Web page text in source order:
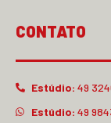
CONTATO
Estúdio: 49
Estúdio: 49